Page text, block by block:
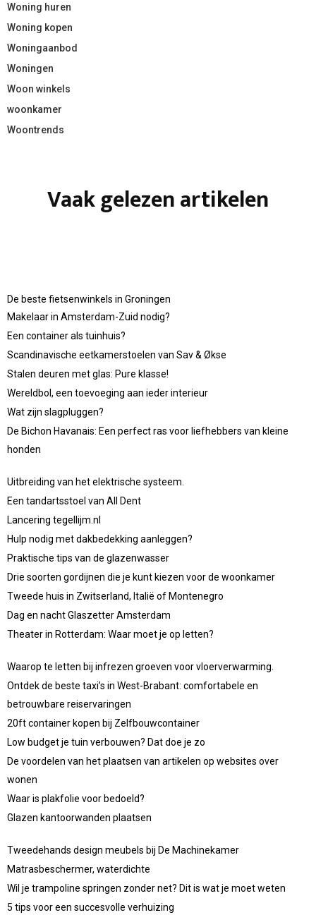
Woning huren
Woning kopen
Woningaanbod
Woningen
Woon winkels
woonkamer
Woontrends
Vaak gelezen artikelen
De beste fietsenwinkels in Groningen
Makelaar in Amsterdam-Zuid nodig?
Een container als tuinhuis?
Scandinavische eetkamerstoelen van Sav & Økse
Stalen deuren met glas: Pure klasse!
Wereldbol, een toevoeging aan ieder interieur
Wat zijn slagpluggen?
De Bichon Havanais: Een perfect ras voor liefhebbers van kleine
honden
Uitbreiding van het elektrische systeem.
Een tandartsstoel van All Dent
Lancering tegellijm.nl
Hulp nodig met dakbedekking aanleggen?
Praktische tips van de glazenwasser
Drie soorten gordijnen die je kunt kiezen voor de woonkamer
Tweede huis in Zwitserland, Italië of Montenegro
Dag en nacht Glaszetter Amsterdam
Theater in Rotterdam: Waar moet je op letten?
Waarop te letten bij infrezen groeven voor vloerverwarming.
Ontdek de beste taxi’s in West-Brabant: comfortabele en
betrouwbare reiservaringen
20ft container kopen bij Zelfbouwcontainer
Low budget je tuin verbouwen? Dat doe je zo
De voordelen van het plaatsen van artikelen op websites over
wonen
Waar is plakfolie voor bedoeld?
Glazen kantoorwanden plaatsen
Tweedehands design meubels bij De Machinekamer
Matrasbeschermer, waterdichte
Wil je trampoline springen zonder net? Dit is wat je moet weten
5 tips voor een succesvolle verhuizing